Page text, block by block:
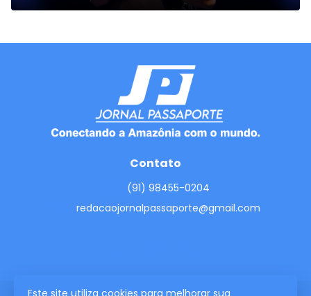
Este site utiliza cookies para melhorar sua
Contato
(91) 98455-0204
redacaojornalpassaporte@gmail.com